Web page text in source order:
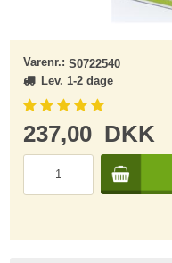
Varenr.:S0722540
Lev. 1-2 dage
237,00 DKK